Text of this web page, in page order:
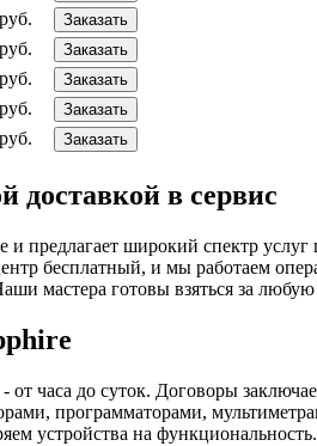
Заказать
Заказать
Заказать
Заказать
Заказать
доставкой в сервис
широкий спектр услуг
бесплатный, и мы работаем
мастера готовы взяться за любую
часа до суток. Договоры
программаторами,
устройства на